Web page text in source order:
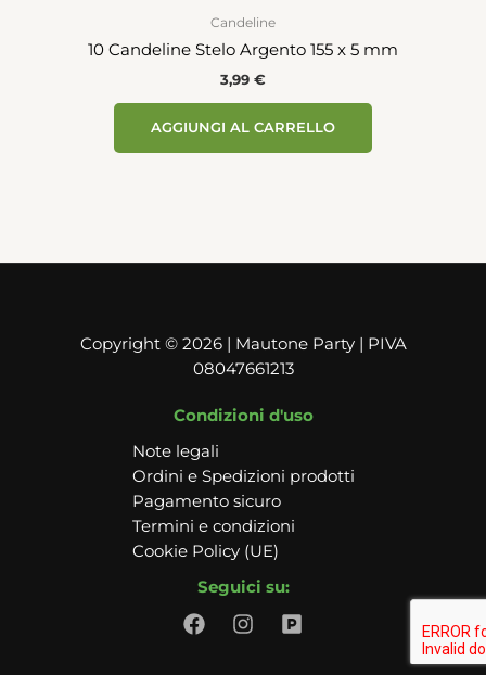
Candeline
10 Candeline Stelo Argento 155 x 5 mm
3,99 €
AGGIUNGI AL CARRELLO
Copyright © 2026 | Mautone Party | PIVA
08047661213
Condizioni d'uso
Note legali
Ordini e Spedizioni prodotti
Pagamento sicuro
Termini e condizioni
Cookie Policy (UE)
Seguici su: